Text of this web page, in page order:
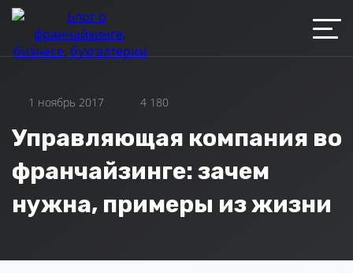
1 ноябрь 2017 4 180
Управляющая компания во
франчайзинге: зачем
нужна, примеры из жизни